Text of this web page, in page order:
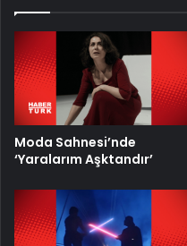
Moda Sahnesi’nde
‘Yaralarım Aşktandır’